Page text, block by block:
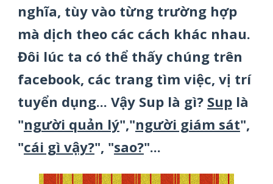
nghĩa, tùy vào từng trường hợp
mà dịch theo các cách khác nhau.
Đôi lúc ta có thể thấy chúng trên
facebook, các trang tìm việc, vị trí
tuyển dụng... Vậy Sup là gì? Suplà
"người quản lý","người giám sát",
"cái gì vậy?", "sao?"...